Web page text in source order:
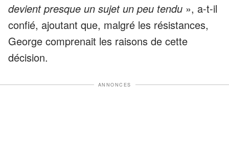
devient presque un sujet un peu tendu », a-t-il
confié, ajoutant que, malgré les résistances,
George comprenait les raisons de cette
décision.
ANNONCES